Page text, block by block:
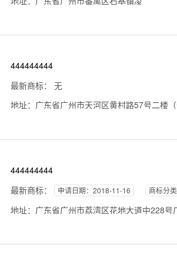
444444444
最新商标： 无
地址：广东省广州市天河区黄村路57号二楼
444444444
最新商标：
申请日期：2018-11-16 商标分
地址：广东省广州市荔湾区花地大道中228号